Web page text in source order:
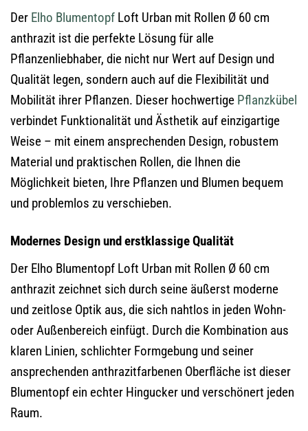
Der Elho Blumentopf Loft Urban mit Rollen Ø 60 cm
anthrazit ist die perfekte Lösung für alle
Pflanzenliebhaber, die nicht nur Wert auf Design und
Qualität legen, sondern auch auf die Flexibilität und
Mobilität ihrer Pflanzen. Dieser hochwertige Pflanzkübel
verbindet Funktionalität und Ästhetik auf einzigartige
Weise – mit einem ansprechenden Design, robustem
Material und praktischen Rollen, die Ihnen die
Möglichkeit bieten, Ihre Pflanzen und Blumen bequem
und problemlos zu verschieben.
Modernes Design und erstklassige Qualität
Der Elho Blumentopf Loft Urban mit Rollen Ø 60 cm
anthrazit zeichnet sich durch seine äußerst moderne
und zeitlose Optik aus, die sich nahtlos in jeden Wohn-
oder Außenbereich einfügt. Durch die Kombination aus
klaren Linien, schlichter Formgebung und seiner
ansprechenden anthrazitfarbenen Oberfläche ist dieser
Blumentopf ein echter Hingucker und verschönert jeden
Raum.